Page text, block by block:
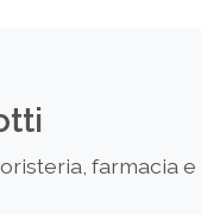
farmacia e